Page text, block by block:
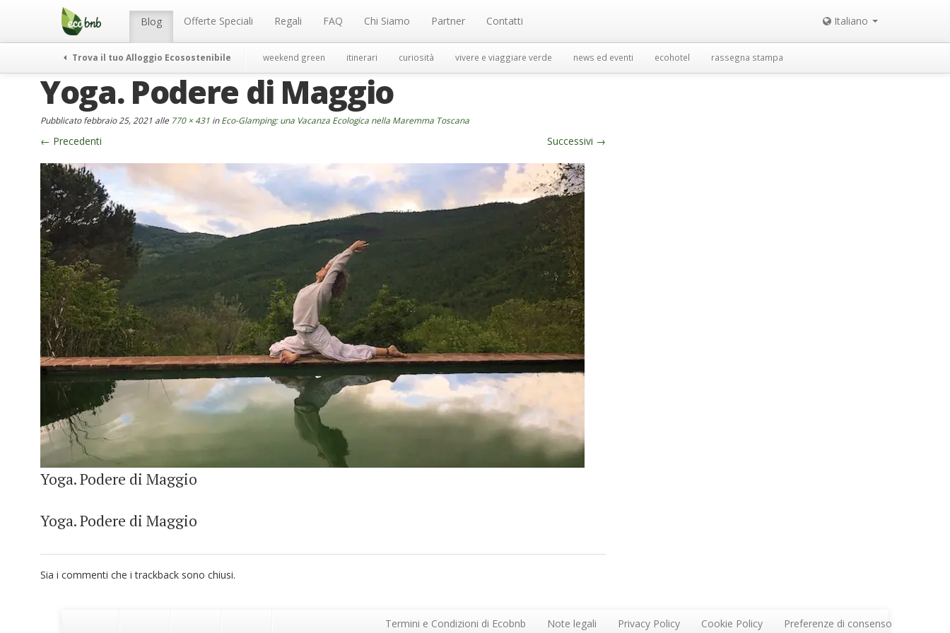
Menu Blog Offerte Speciali Regali FAQ Chi Siamo Partner Contatti Italiano
Trova il tuo Alloggio Ecosostenibile weekend green itinerari curiosità vivere e viaggiare verde news ed eventi ecohotel rassegna stampa
Yoga. Podere di Maggio
Pubblicatofebbraio 25, 2021 alle 770 × 431 inEco-Glamping: una Vacanza Ecologica nella Maremma Toscana
← Precedenti Successivi →
Yoga. Podere di Maggio
Yoga. Podere di Maggio
Sia i commenti che i trackback sono chiusi.
Termini e Condizioni di Ecobnb Note legali Privacy Policy Cookie Policy Preferenze di consenso